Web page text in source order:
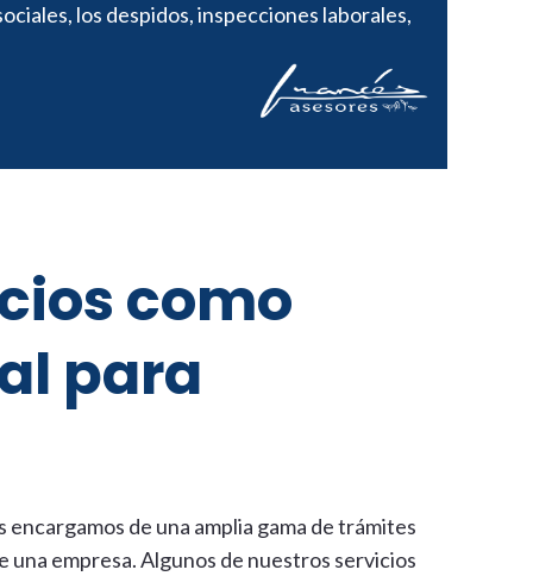
los despidos, inspecciones laborales,
como
para
encargamos de una amplia gama de trámites
empresa. Algunos de nuestros servicios